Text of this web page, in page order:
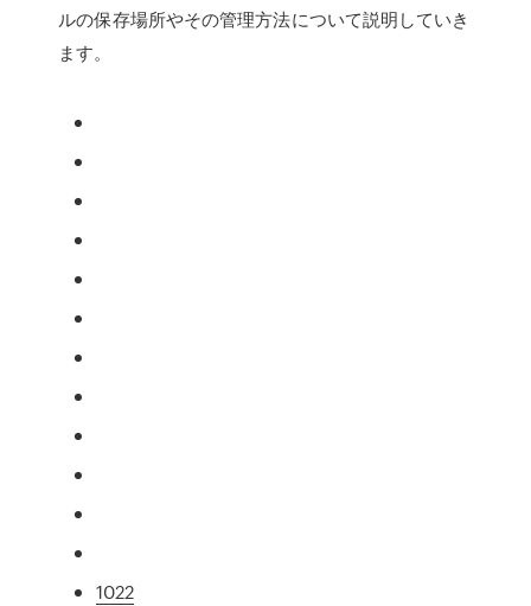
ルの保存場所やその管理方法について説明していき
ます。
1022